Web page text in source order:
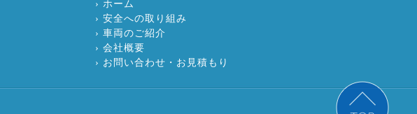
› ホーム
› 安全への取り組み
› 車両のご紹介
› 会社概要
› お問い合わせ・お見積もり